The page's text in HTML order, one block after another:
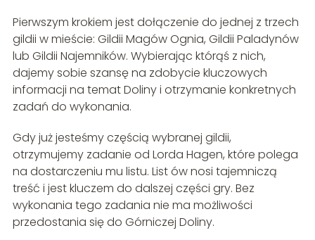
Pierwszym krokiem jest dołączenie do jednej z trzech
gildii w mieście: Gildii Magów Ognia, Gildii Paladynów
lub Gildii Najemników. Wybierając którąś z nich,
dajemy sobie szansę na zdobycie kluczowych
informacji na temat Doliny i otrzymanie konkretnych
zadań do wykonania.
Gdy już jesteśmy częścią wybranej gildii,
otrzymujemy zadanie od Lorda Hagen, które polega
na dostarczeniu mu listu. List ów nosi tajemniczą
treść i jest kluczem do dalszej części gry. Bez
wykonania tego zadania nie ma możliwości
przedostania się do Górniczej Doliny.